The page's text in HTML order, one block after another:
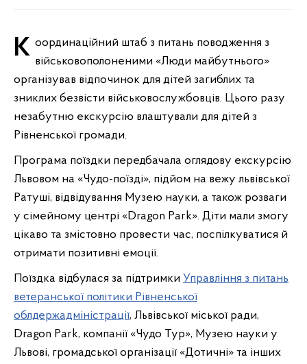
Координаційний штаб з питань поводження з військовополоненими «Люди майбутнього»
організував відпочинок для дітей загиблих та
зниклих безвісти військовослужбовців. Цього разу
незабутню екскурсію влаштували для дітей з
Рівненської громади.
Програма поїздки передбачала оглядову екскурсію
Львовом на «Чудо-поїзді», підйом на вежу львівської
Ратуші, відвідування Музею науки, а також розваги
у сімейному центрі «Dragon Park». Діти мали змогу
цікаво та змістовно провести час, поспілкуватися й
отримати позитивні емоції.
Поїздка відбулася за підтримки Управління з питань
ветеранської політики Рівненської
облдержадміністрації, Львівської міської ради,
Dragon Park, компанії «Чудо Тур», Музею науки у
Львові, громадської організації «Дотичні» та інших